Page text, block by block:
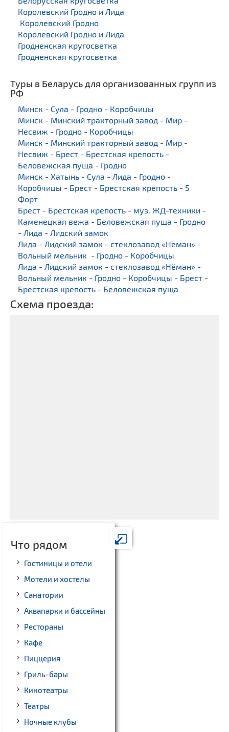
Королевский Гродно и Лида
Королевский Гродно
Королевский Гродно и Лида
Гродненская кругосветка
Гродненская кругосветка
Туры в Беларусь для организованных групп из
РФ
Минск - Сула - Гродно - Коробчицы
Минск - Минский тракторный завод - Мир -
Несвиж - Гродно - Коробчицы
Минск - Минский тракторный завод - Мир -
Несвиж - Брест - Брестская крепость -
Беловежская пуща - Гродно
Минск - Хатынь - Сула - Лида - Гродно -
Коробчицы - Брест - Брестская крепость - 5
Форт
Брест - Брестская крепость - муз. ЖД-техники -
Каменецкая вежа - Беловежская пуща - Гродно
- Лида - Лидский замок
Лида - Лидский замок - стеклозавод «Нёман» -
Вольный мельник - Гродно - Коробчицы
Лида - Лидский замок - стеклозавод «Нёман» -
Вольный мельник - Гродно - Коробчицы - Брест -
Брестская крепость - Беловежская пуща
Схема проезда:
Что рядом
Гостиницы и отели
Мотели и хостелы
Санатории
Аквапарки и бассейны
Рестораны
Кафе
Пиццерия
Гриль-бары
Кинотеатры
Театры
Ночные клубы